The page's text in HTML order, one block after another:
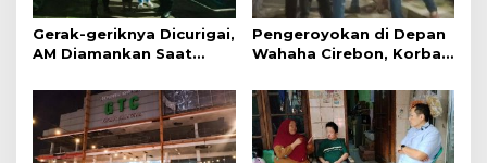
Gerak-geriknya Dicurigai,
AM Diamankan Saat
Pengeroyokan di Depan
Wahaha Cirebon, Korban
Polisi